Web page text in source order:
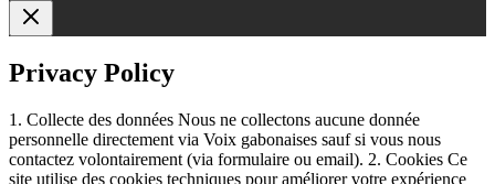
Privacy Policy
1. Collecte des données Nous ne collectons aucune donnée
personnelle directement via Voix gabonaises sauf si vous nous
contactez volontairement (via formulaire ou email). 2. Cookies Ce
site utilise des cookies techniques pour améliorer votre expérience